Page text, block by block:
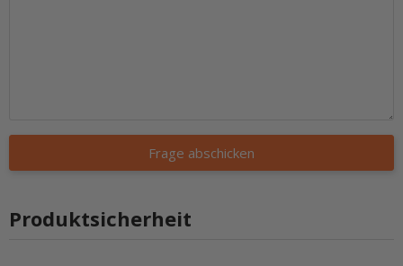
Frage abschicken
Produktsicherheit